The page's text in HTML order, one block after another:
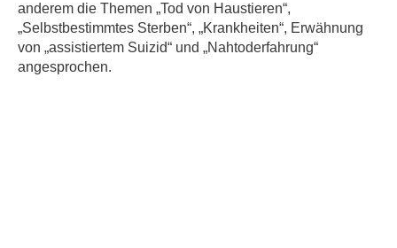
anderem die Themen „Tod von Haustieren“,
„Selbstbestimmtes Sterben“, „Krankheiten“, Erwähnung
von „assistiertem Suizid“ und „Nahtoderfahrung“
angesprochen.